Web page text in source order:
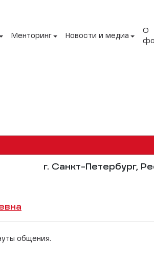
Менторинг Новости и медиа
О
г. Санкт-Петербург,
общения.